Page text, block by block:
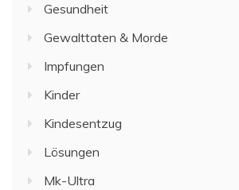
Gesundheit
Gewalttaten & Morde
Impfungen
Kinder
Kindesentzug
Lösungen
Mk-Ultra